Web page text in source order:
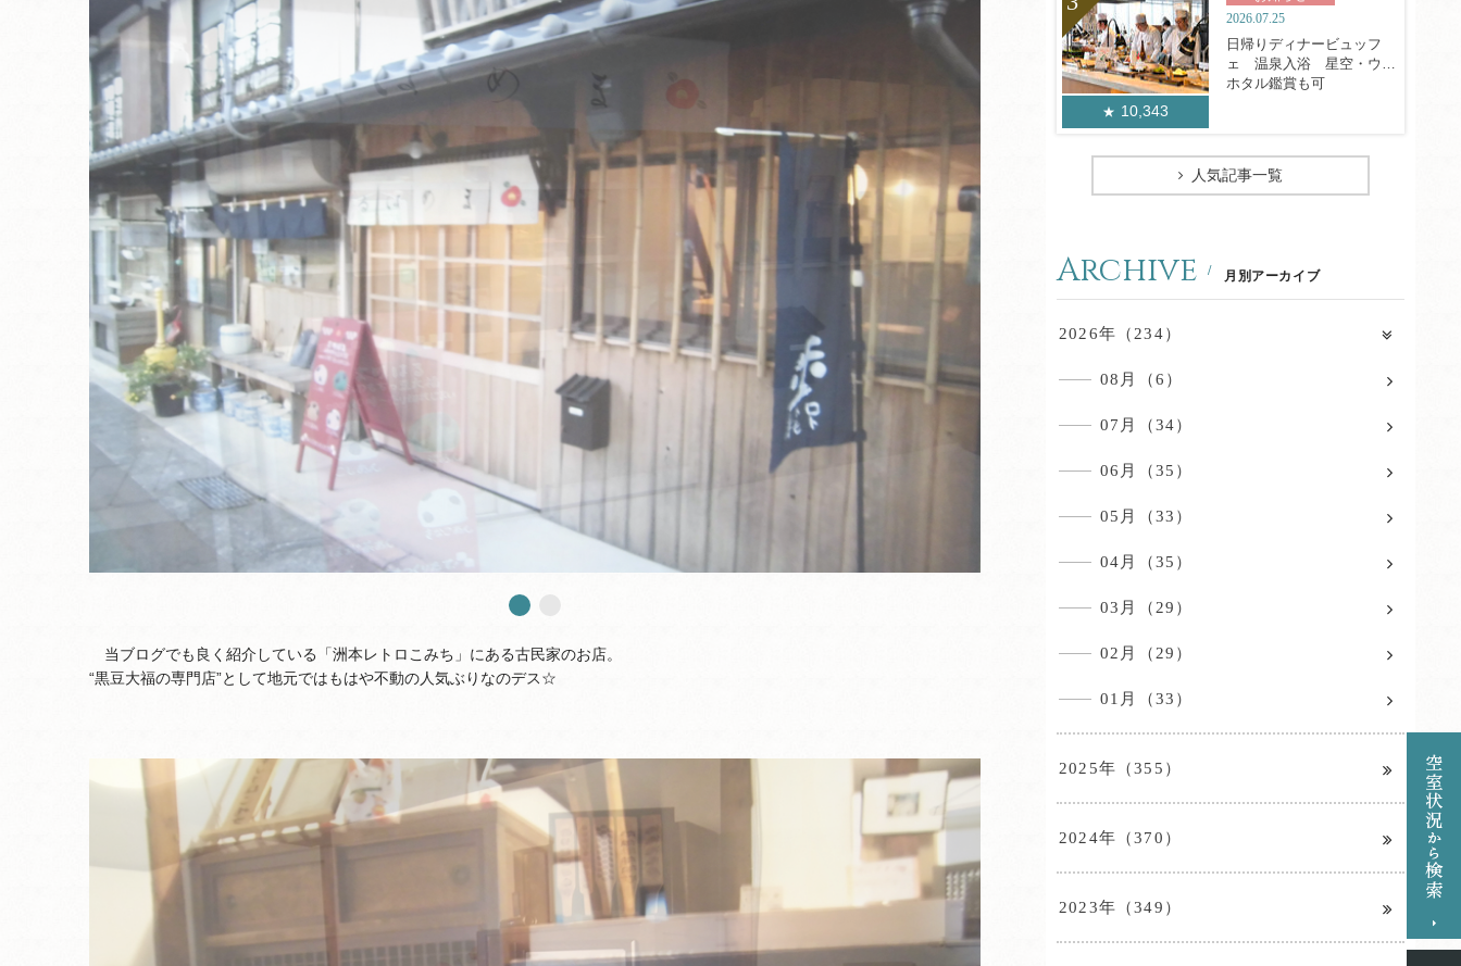
当ブログでも良く紹介している「洲本レトロこみち」にある古民家のお店。
“黒豆大福の専門店”として地元ではもはや不動の人気ぶりなのデス☆
10,343
2026.07.25
日帰りディナービュッフ
ェ 温泉入浴 星空・ウミ
ホタル鑑賞も可
人気記事一覧
Archive 月別アーカイブ
2026年（234）
08月（6）
07月（34）
06月（35）
05月（33）
04月（35）
03月（29）
02月（29）
01月（33）
2025年（355）
2024年（370）
2023年（349）